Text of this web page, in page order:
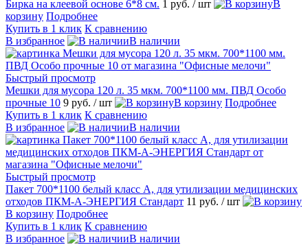
Бирка на клеевой основе 6*8 см. 1 руб. / шт
В
корзину Подробнее
Купить в 1 клик К сравнению
В избранное
В наличии
Быстрый просмотр
Мешки для мусора 120 л. 35 мкм. 700*1100 мм. ПВД Особо
прочные 10 9 руб. / шт В корзину Подробнее
Купить в 1 клик К сравнению
В избранное
В наличии
Быстрый просмотр
Пакет 700*1100 белый класс А, для утилизации медицинских
отходов ПКМ-А-ЭНЕРГИЯ Стандарт 11 руб. / шт
В корзину Подробнее
Купить в 1 клик К сравнению
В избранное
В наличии